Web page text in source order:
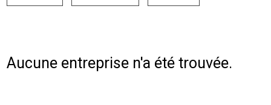
Aucune entreprise n'a été trouvée.